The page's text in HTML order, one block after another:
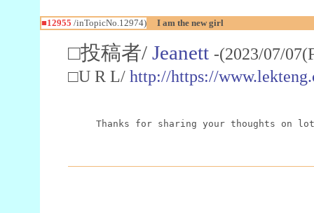
■12955 /inTopicNo.12974) I am the new girl
□投稿者/ Jeanett -(2023/07/
□U R L/ http://https://
Thanks for sharing your thoughts on